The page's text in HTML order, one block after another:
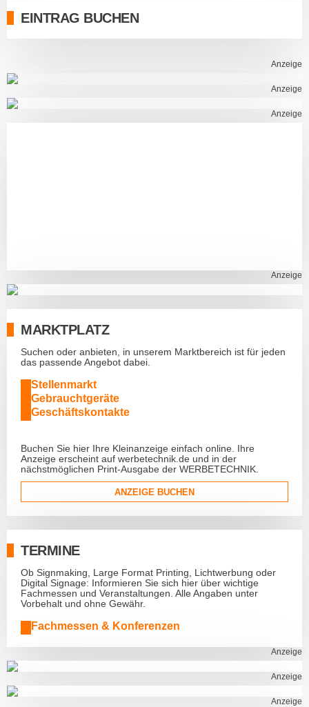
Anzeige
Anzeige
Anzeige
Anzeige
MARKTPLATZ
Suchen oder anbieten, in unserem Marktbereich ist für jeden
das passende Angebot dabei.
Stellenmarkt
Gebrauchtgeräte
Geschäftskontakte
Buchen Sie hier Ihre Kleinanzeige einfach online. Ihre
Anzeige erscheint auf werbetechnik.de und in der
nächstmöglichen Print-Ausgabe der WERBETECHNIK.
ANZEIGE BUCHEN
TERMINE
Ob Signmaking, Large Format Printing, Lichtwerbung oder
Digital Signage: Informieren Sie sich hier über wichtige
Fachmessen und Veranstaltungen. Alle Angaben unter
Vorbehalt und ohne Gewähr.
Fachmessen & Konferenzen
EINTRAG BUCHEN
Anzeige
Anzeige
Anzeige